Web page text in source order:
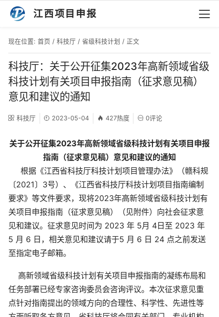
江西项目申报
现在位置: 首页 / 科技厅 / 省级科技计划 / 正文
科技厅：关于公开征集2023年高新领域省级
科技计划有关项目申报指南（征求意见稿）
意见和建议的通知
科技厅 2023-05-04 427热度 0评论
关于公开征集2023年高新领域省级科技计划有关项目申报
指南（征求意见稿）意见和建议的通知
根据《江西省科技厅科技计划项目管理办法》（赣科规
〔2021〕3号）、《江西省科技厅科技计划项目指南编制
要求》等文件要求，现将2023年高新领域省级科技计划有
关项目申报指南（征求意见稿）（见附件）向社会征求意
见和建议。征求意见时间为 2023 年 5月 4日至 2023 年
5 月 6 日，相关意见和建议请于5 月 6 日 24 点之前发送
至指定电子邮箱。
高新领域省级科技计划有关项目申报指南的凝练布局和
任务部署已经专家咨询委员会咨询评议。本次征求意见重
点针对指南提出的领域方向的合理性、科学性、先进性等